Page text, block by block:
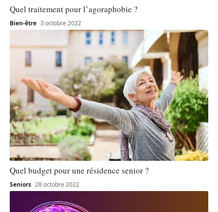
Quel traitement pour l’agoraphobie ?
Bien-être 3 octobre 2022
Quel budget pour une résidence senior ?
Seniors 28 octobre 2022